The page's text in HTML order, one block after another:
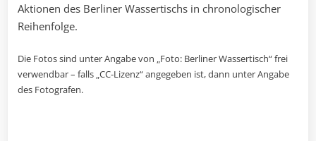
Aktionen des Berliner Wassertischs in chronologischer
Reihenfolge.
Die Fotos sind unter Angabe von „Foto: Berliner Wassertisch“ frei
verwendbar – falls „CC-Lizenz“ angegeben ist, dann unter Angabe
des Fotografen.